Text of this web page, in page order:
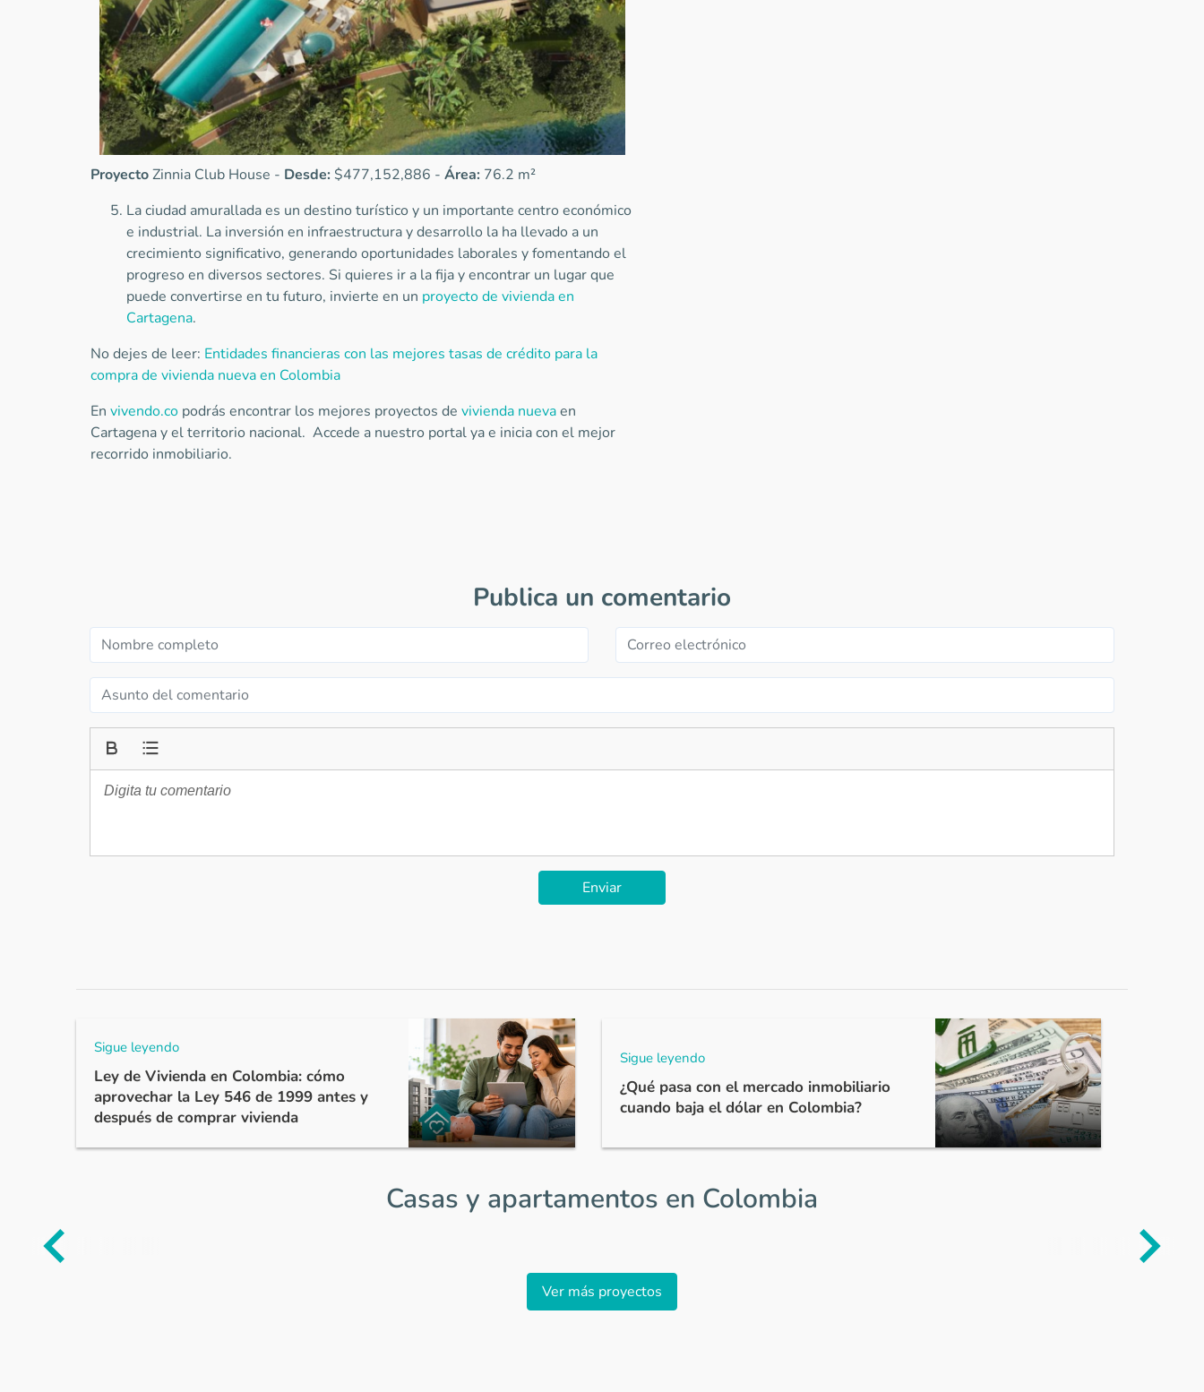
ProyectoZinnia Club House - Desde:$477,152,886 - Área:76.2 m²
La ciudad amurallada es un destino turístico y un importante centro económico
e industrial. La inversión en infraestructura y desarrollo la ha llevado a un
crecimiento significativo, generando oportunidades laborales y fomentando el
progreso en diversos sectores. Si quieres ir a la fija y encontrar un lugar que
puede convertirse en tu futuro, invierte en un proyecto de vivienda en
Cartagena.
No dejes de leer: Entidades financieras con las mejores tasas de crédito para la
compra de vivienda nueva en Colombia
En vivendo.copodrás encontrar los mejores proyectos de vivienda nuevaen
Cartagena y el territorio nacional. Accede a nuestro portal ya e inicia con el mejor
recorrido inmobiliario.
Publica un comentario
Enviar
Sigue leyendo
Ley de Vivienda en Colombia: cómo
aprovechar la Ley 546 de 1999 antes y
después de comprar vivienda
Sigue leyendo
¿Qué pasa con el mercado inmobiliario
cuando baja el dólar en Colombia?
Casas y apartamentos en Colombia
Item
Ver más proyectos